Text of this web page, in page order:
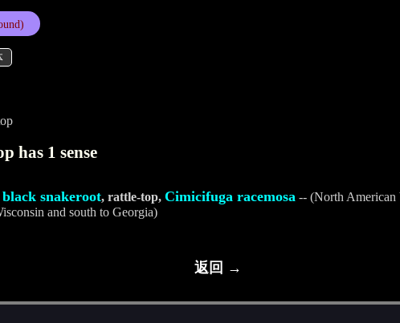
has 1 sense
black snakeroot, rattle-top, Cimicifuga racemosa -- (North American
and south to Georgia)
返回 →